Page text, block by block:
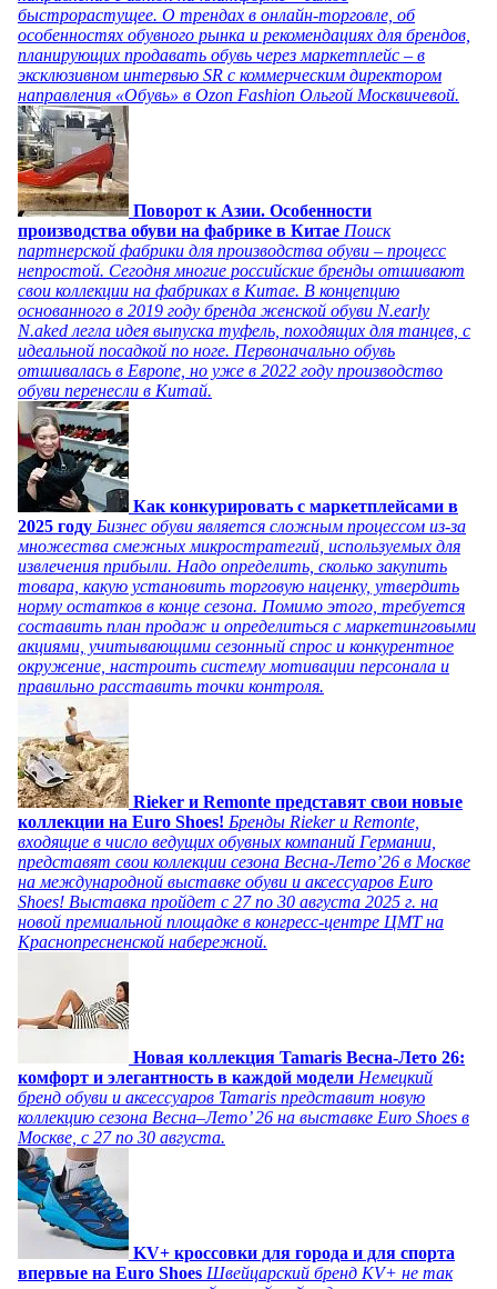
быстрорастущее. О трендах в онлайн-торговле, об
особенностях обувного рынка и рекомендациях для брендов,
планирующих продавать обувь через маркетплейс – в
эксклюзивном интервью SR с коммерческим директором
направления «Обувь» в Ozon Fashion Ольгой Москвичевой.
Поворот к Азии. Особенности
производства обуви на фабрике в Китае Поиск
партнерской фабрики для производства обуви – процесс
непростой. Сегодня многие российские бренды отшивают
свои коллекции на фабриках в Китае. В концепцию
основанного в 2019 году бренда женской обуви N.early
N.aked легла идея выпуска туфель, походящих для танцев, с
идеальной посадкой по ноге. Первоначально обувь
отшивалась в Европе, но уже в 2022 году производство
обуви перенесли в Китай.
Как конкурировать с маркетплейсами в
2025 году Бизнес обуви является сложным процессом из-за
множества смежных микростратегий, используемых для
извлечения прибыли. Надо определить, сколько закупить
товара, какую установить торговую наценку, утвердить
норму остатков в конце сезона. Помимо этого, требуется
составить план продаж и определиться с маркетинговыми
акциями, учитывающими сезонный спрос и конкурентное
окружение, настроить систему мотивации персонала и
правильно расставить точки контроля.
Rieker и Remonte представят свои новые
коллекции на Euro Shoes! Бренды Rieker и Remonte,
входящие в число ведущих обувных компаний Германии,
представят свои коллекции сезона Весна-Лето’26 в Москве
на международной выставке обуви и аксессуаров Euro
Shoes! Выставка пройдет c 27 по 30 августа 2025 г. на
новой премиальной площадке в конгресс-центре ЦМТ на
Краснопресненской набережной.
Новая коллекция Tamaris Весна-Лето 26:
комфорт и элегантность в каждой модели Немецкий
бренд обуви и аксессуаров Tamaris представит новую
коллекцию сезона Весна–Лето’ 26 на выставке Euro Shoes в
Москве, с 27 по 30 августа.
KV+ кроссовки для города и для спорта
впервые на Euro Shoes Швейцарский бренд KV+ не так